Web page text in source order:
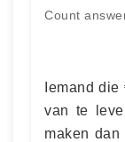
Count
Iemand
van te
maken